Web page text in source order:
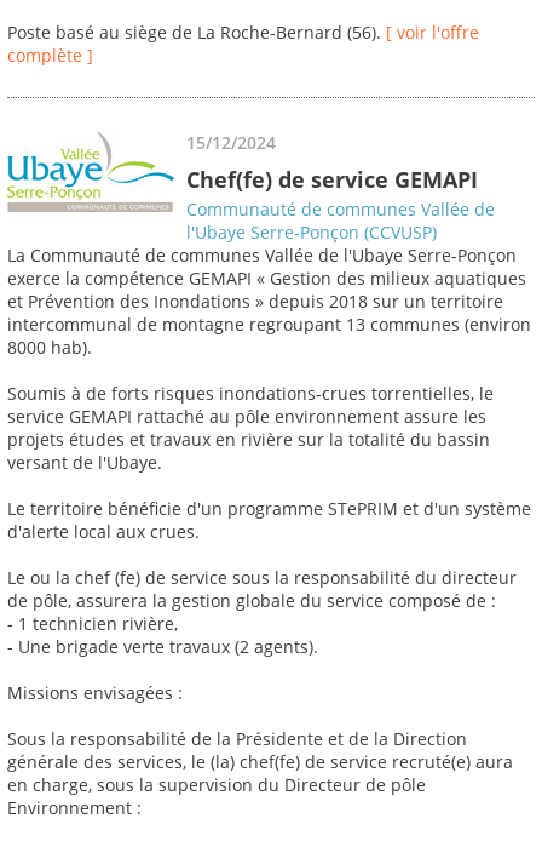
Poste basé au siège de La Roche-Bernard (56). [ voir l'offre
complète ]
15/12/2024
Chef(fe) de service GEMAPI
Communauté de communes Vallée de
l'Ubaye Serre-Ponçon (CCVUSP)
La Communauté de communes Vallée de l'Ubaye Serre-Ponçon
exerce la compétence GEMAPI « Gestion des milieux aquatiques
et Prévention des Inondations » depuis 2018 sur un territoire
intercommunal de montagne regroupant 13 communes (environ
8000 hab).
Soumis à de forts risques inondations-crues torrentielles, le
service GEMAPI rattaché au pôle environnement assure les
projets études et travaux en rivière sur la totalité du bassin
versant de l'Ubaye.
Le territoire bénéficie d'un programme STePRIM et d'un système
d'alerte local aux crues.
Le ou la chef (fe) de service sous la responsabilité du directeur
de pôle, assurera la gestion globale du service composé de :
- 1 technicien rivière,
- Une brigade verte travaux (2 agents).
Missions envisagées :
Sous la responsabilité de la Présidente et de la Direction
générale des services, le (la) chef(fe) de service recruté(e) aura
en charge, sous la supervision du Directeur de pôle
Environnement :